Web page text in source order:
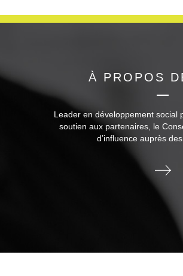
À PROPOS
Leader en développement social
soutien aux partenaires, le
d’influence auprès des